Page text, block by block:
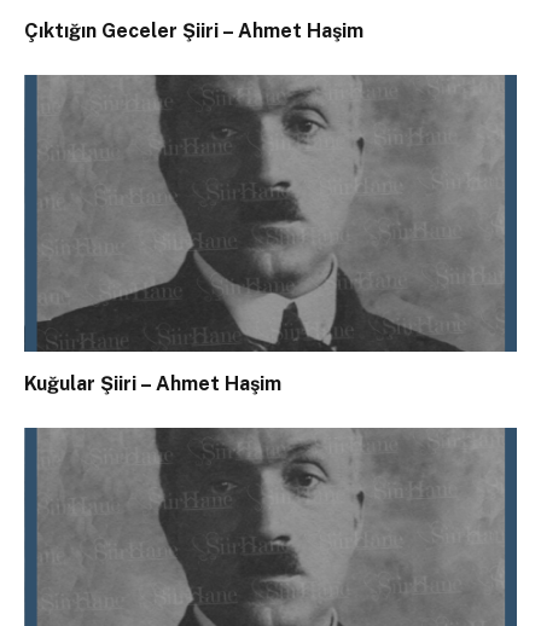
Çıktığın Geceler Şiiri – Ahmet Haşim
Kuğular Şiiri – Ahmet Haşim